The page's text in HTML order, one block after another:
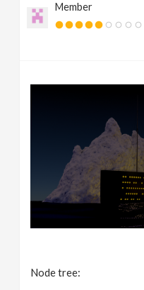
Member
Node tree: